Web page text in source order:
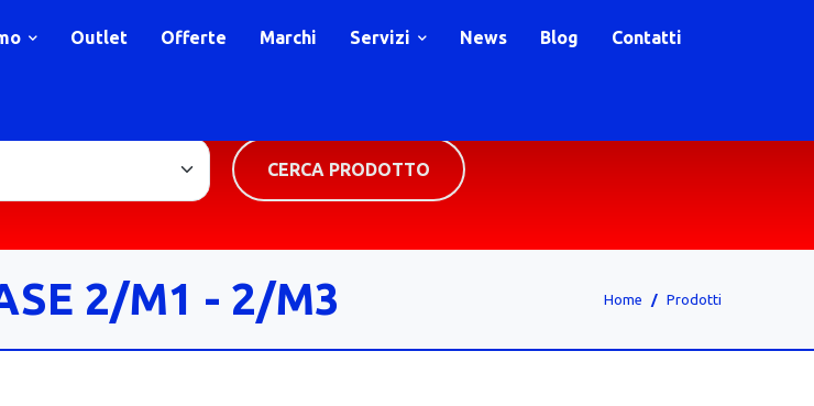
Outlet Offerte Marchi Servizi News Blog Contatti
CERCA PRODOTTO
2/M1 - 2/M3 Home Prodotti